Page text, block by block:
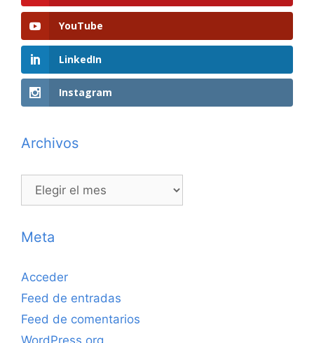
YouTube
LinkedIn
Instagram
Archivos
Archivos
Meta
Acceder
Feed de entradas
Feed de comentarios